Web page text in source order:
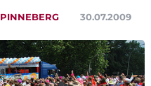
PINNEBERG 30.07.2009